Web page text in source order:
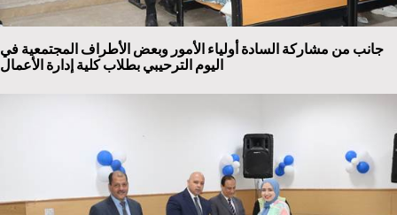
جانب من مشاركة السادة أولياء الأمور وبعض الأطراف المجتمعية في
اليوم الترحيبي بطلاب كلية إدارة الأعمال